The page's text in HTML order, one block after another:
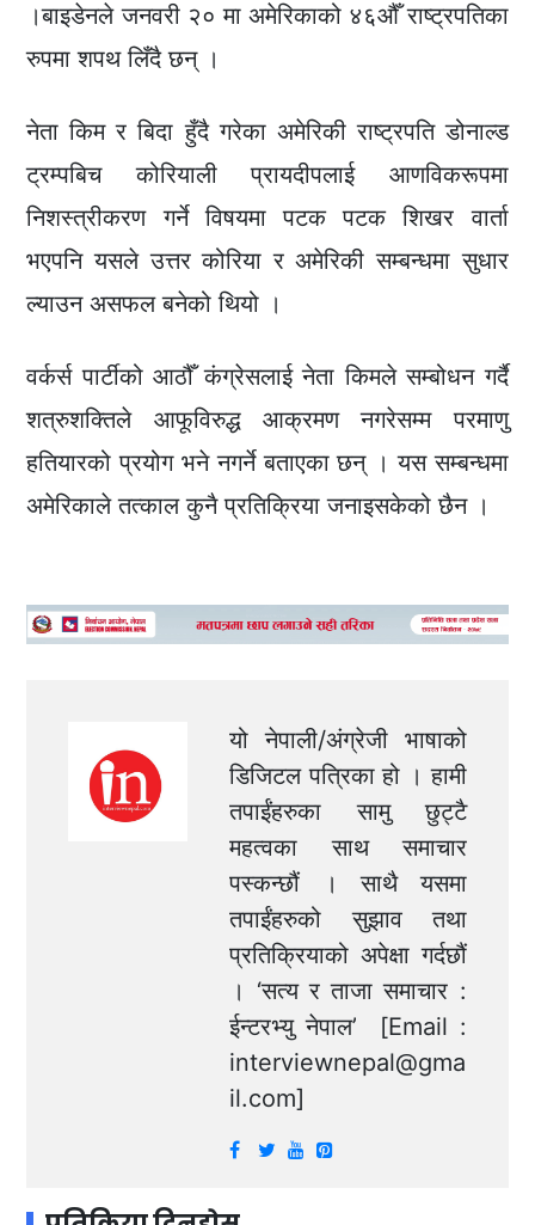
।बाइडेनले जनवरी २० मा अमेरिकाको ४६औँ राष्ट्रपतिका
रुपमा शपथ लिँदै छन् ।
नेता किम र बिदा हुँदै गरेका अमेरिकी राष्ट्रपति डोनाल्ड
ट्रम्पबिच कोरियाली प्रायदीपलाई आणविकरूपमा
निशस्त्रीकरण गर्ने विषयमा पटक पटक शिखर वार्ता
भएपनि यसले उत्तर कोरिया र अमेरिकी सम्बन्धमा सुधार
ल्याउन असफल बनेको थियो ।
वर्कर्स पार्टीको आठौँ कंग्रेसलाई नेता किमले सम्बोधन गर्दै
शत्रुशक्तिले आफूविरुद्ध आक्रमण नगरेसम्म परमाणु
हतियारको प्रयोग भने नगर्ने बताएका छन् । यस सम्बन्धमा
अमेरिकाले तत्काल कुनै प्रतिक्रिया जनाइसकेको छैन ।
यो नेपाली/अंग्रेजी भाषाको
डिजिटल पत्रिका हो । हामी
तपाईंहरुका सामु छुट्टै
महत्वका साथ समाचार
पस्कन्छौं । साथै यसमा
तपाईंहरुको सुझाव तथा
प्रतिक्रियाको अपेक्षा गर्दछौं
। ‘सत्य र ताजा समाचार :
ईन्टरभ्यु नेपाल’ [Email :
interviewnepal@gma
il.com]